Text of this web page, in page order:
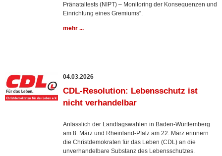
Pränataltests (NIPT) – Monitoring der Konsequenzen und
Einrichtung eines Gremiums“.
mehr ...
04.03.2026
CDL-Resolution: Lebensschutz ist
nicht verhandelbar
Anlässlich der Landtagswahlen in Baden-Württemberg
am 8. März und Rheinland-Pfalz am 22. März erinnern
die Christdemokraten für das Leben (CDL) an die
unverhandelbare Substanz des Lebensschutzes.